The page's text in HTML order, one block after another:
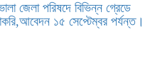
জেলা পরিষদে বিভিন্ন গ্রেডে
১৫ সেপ্টেম্বর পর্যন্ত।